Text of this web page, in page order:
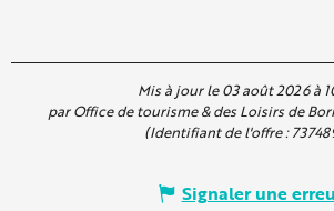
Mis à jour le 03 août 2026 à
par Office de tourisme & des Loisirs de
(Identifiant de l'offre :
Signaler une